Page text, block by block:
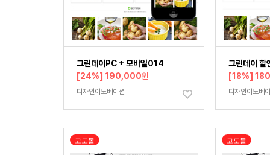
그린데이PC + 모바일014
[24%] 190,000원
디자인이노베이션
그린데이
[18%]
디자인이노베
고도몰 고도몰